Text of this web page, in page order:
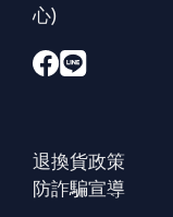
心)
退換貨政策
防詐騙宣導